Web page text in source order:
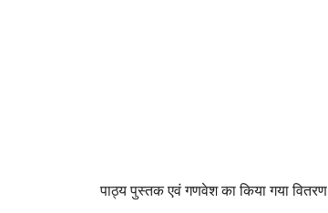
पाठ्य पुस्तक एवं गणवेश का किया गया वितरण